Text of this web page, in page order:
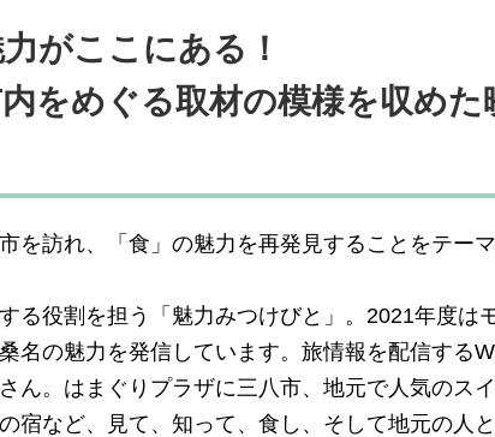
がここにある！
をめぐる取材の模様を収めた
を訪れ、「食」の魅力を再発見することをテー
る役割を担う「魅力みつけびと」。2021年度は
名の魅力を発信しています。旅情報を配信する
ん。はまぐりプラザに三八市、地元で人気のス
宿など、見て、知って、食し、そして地元の人